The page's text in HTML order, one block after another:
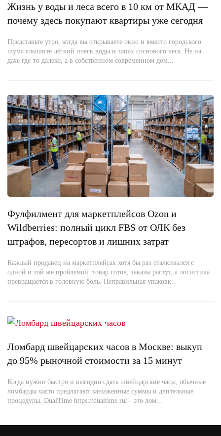
Жизнь у воды и леса всего в 10 км от МКАД —
почему здесь покупают квартиры уже сегодня
Представьте утро, когда вы открываете окно и вместо городского
шума слышите лёгкий плеск воды и запах соснового леса. Не на
даче где-то далеко, а в собственном современном дом...
Фулфилмент для маркетплейсов Ozon и
Wildberries: полный цикл FBS от ОЛК без
штрафов, пересортов и лишних затрат
Каждый продавец на маркетплейсах хотя бы раз сталкивался с
одной и той же проблемой: товар готов, заказы растут, а логистика
превращается в головную боль. Неправильная упаковк...
Ломбард швейцарских часов в Москве: выкуп
до 95% рыночной стоимости за 15 минут
Когда нужно быстро и выгодно сдать швейцарские часы, обычные
ломбарды часто предлагают заниженные суммы и длительные
процедуры. DualTime https://dualtime.ru/ - это лом...